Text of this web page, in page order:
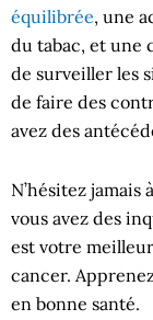
équilibrée, une
du tabac, et une
de surveiller les
de faire des
avez des
N’hésitez
vous avez des
est votre
cancer.
en bonne santé.